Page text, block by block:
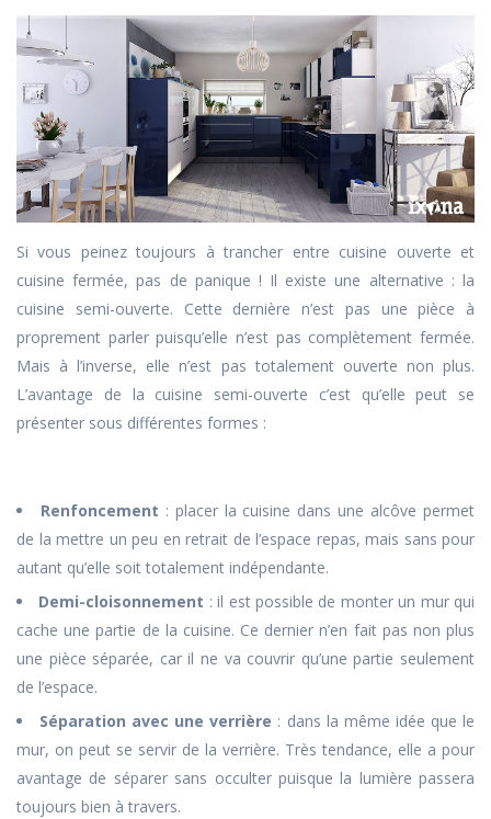
Si vous peinez toujours à trancher entre cuisine ouverte et
cuisine fermée, pas de panique ! Il existe une alternative : la
cuisine semi-ouverte. Cette dernière n’est pas une pièce à
proprement parler puisqu’elle n’est pas complètement fermée.
Mais à l’inverse, elle n’est pas totalement ouverte non plus.
L’avantage de la cuisine semi-ouverte c’est qu’elle peut se
présenter sous différentes formes :
Renfoncement : placer la cuisine dans une alcôve permet
de la mettre un peu en retrait de l’espace repas, mais sans pour
autant qu’elle soit totalement indépendante.
Demi-cloisonnement : il est possible de monter un mur qui
cache une partie de la cuisine. Ce dernier n’en fait pas non plus
une pièce séparée, car il ne va couvrir qu’une partie seulement
de l’espace.
Séparation avec une verrière : dans la même idée que le
mur, on peut se servir de la verrière. Très tendance, elle a pour
avantage de séparer sans occulter puisque la lumière passera
toujours bien à travers.